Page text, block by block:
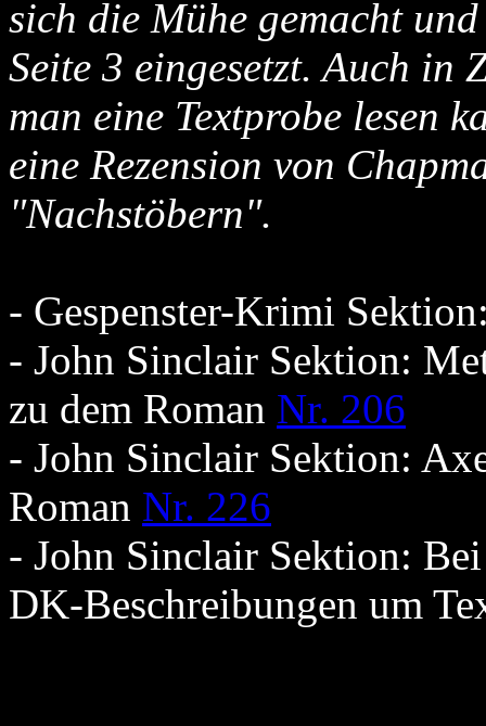
sich die Mühe gemacht
Seite 3 eingesetzt. Auch in
man eine Textprobe lesen
eine Rezension von
"Nachstöbern".
- Gespenster-Krimi
- John Sinclair Sektion:
zu dem Roman Nr. 206
- John Sinclair Sektion:
Roman Nr. 226
- John Sinclair Sektion:
DK-Beschreibungen um